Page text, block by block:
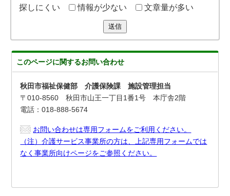
探しにくい
情報が少ない 文章量が多い
送信
このページに関するお問い合わせ
秋田市福祉保健部 介護保険課 施設管理担当
〒010-8560 秋田市山王一丁目1番1号 本庁舎2階
電話：018-888-5674
お問い合わせは専用フォームをご利用ください。
（注）介護サービス事業所の方は、上記専用フォームでは
なく事業所向けページをご参照ください。